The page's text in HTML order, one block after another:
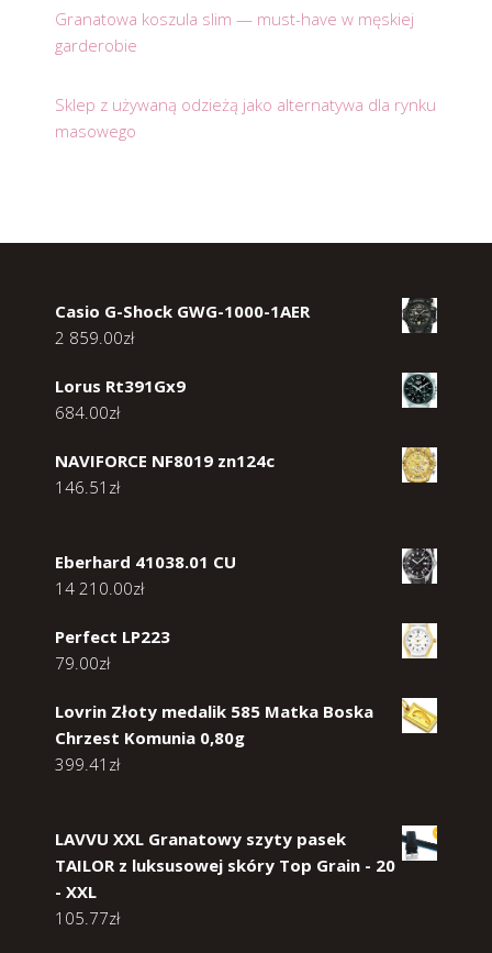
Granatowa koszula slim — must-have w męskiej
garderobie
Sklep z używaną odzieżą jako alternatywa dla rynku
masowego
Casio G-Shock GWG-1000-1AER
2 859.00zł
Lorus Rt391Gx9
684.00zł
NAVIFORCE NF8019 zn124c
146.51 zł
Eberhard 41038.01 CU
14 210.00zł
Perfect LP223
79.00zł
Lovrin Złoty medalik 585 Matka Boska
Chrzest Komunia 0,80g
399.41 zł
LAVVU XXL Granatowy szyty pasek
TAILOR z luksusowej skóry Top Grain - 20
- XXL
105.77zł